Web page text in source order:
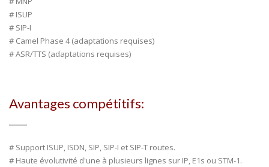
# ISUP
# SIP-I
# Camel Phase 4 (adaptations requises)
# ASR/TTS (adaptations requises)
Avantages compétitifs:
# Support ISUP, ISDN, SIP, SIP-I et SIP-T routes.
# Haute évolutivité d'une à plusieurs lignes sur IP, E1s ou STM-1.